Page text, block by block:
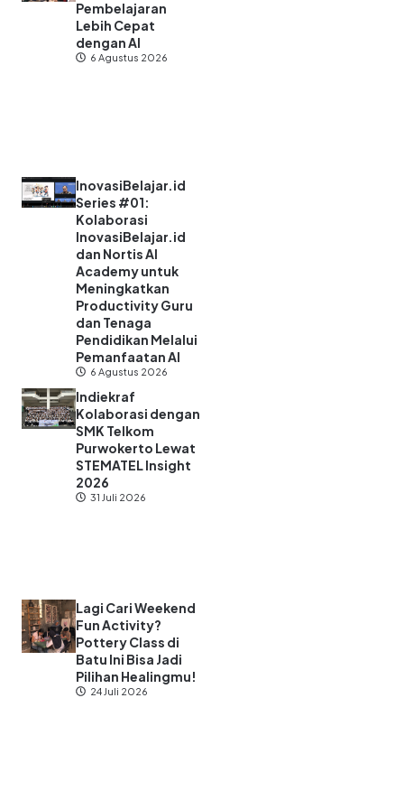
Pembelajaran
Lebih Cepat
dengan AI
6 Agustus 2026
InovasiBelajar.id
Series #01:
Kolaborasi
InovasiBelajar.id
dan Nortis AI
Academy untuk
Meningkatkan
Productivity Guru
dan Tenaga
Pendidikan Melalui
Pemanfaatan AI
6 Agustus 2026
Indiekraf
Kolaborasi dengan
SMK Telkom
Purwokerto Lewat
STEMATEL Insight
2026
31 Juli 2026
Lagi Cari Weekend
Fun Activity?
Pottery Class di
Batu Ini Bisa Jadi
Pilihan Healingmu!
24 Juli 2026